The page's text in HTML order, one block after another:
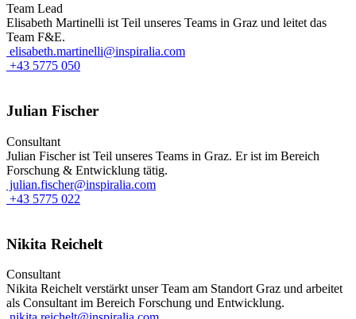
Team Lead
Elisabeth Martinelli ist Teil unseres Teams in Graz und leitet das
Team F&E.
elisabeth.martinelli@inspiralia.com
+43 5775 050
Julian Fischer
Consultant
Julian Fischer ist Teil unseres Teams in Graz. Er ist im Bereich
Forschung & Entwicklung tätig.
julian.fischer@inspiralia.com
+43 5775 022
Nikita Reichelt
Consultant
Nikita Reichelt verstärkt unser Team am Standort Graz und arbeitet
als Consultant im Bereich Forschung und Entwicklung.